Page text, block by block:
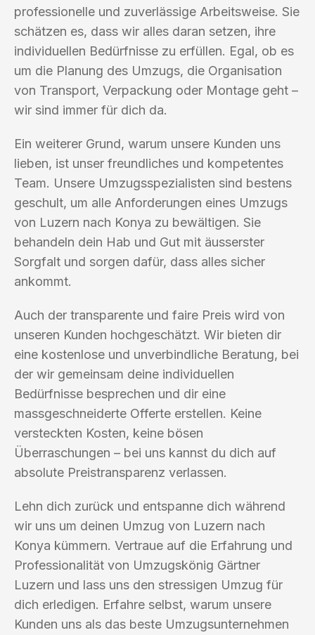
professionelle und zuverlässige Arbeitsweise. Sie
schätzen es, dass wir alles daran setzen, ihre
individuellen Bedürfnisse zu erfüllen. Egal, ob es
um die Planung des Umzugs, die Organisation
von Transport, Verpackung oder Montage geht –
wir sind immer für dich da.
Ein weiterer Grund, warum unsere Kunden uns
lieben, ist unser freundliches und kompetentes
Team. Unsere Umzugsspezialisten sind bestens
geschult, um alle Anforderungen eines Umzugs
von Luzern nach Konya zu bewältigen. Sie
behandeln dein Hab und Gut mit äusserster
Sorgfalt und sorgen dafür, dass alles sicher
ankommt.
Auch der transparente und faire Preis wird von
unseren Kunden hochgeschätzt. Wir bieten dir
eine kostenlose und unverbindliche Beratung, bei
der wir gemeinsam deine individuellen
Bedürfnisse besprechen und dir eine
massgeschneiderte Offerte erstellen. Keine
versteckten Kosten, keine bösen
Überraschungen – bei uns kannst du dich auf
absolute Preistransparenz verlassen.
Lehn dich zurück und entspanne dich während
wir uns um deinen Umzug von Luzern nach
Konya kümmern. Vertraue auf die Erfahrung und
Professionalität von Umzugskönig Gärtner
Luzern und lass uns den stressigen Umzug für
dich erledigen. Erfahre selbst, warum unsere
Kunden uns als das beste Umzugsunternehmen